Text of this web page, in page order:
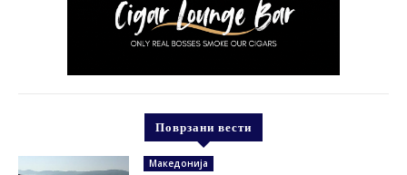
Поврзани вести
Македонија